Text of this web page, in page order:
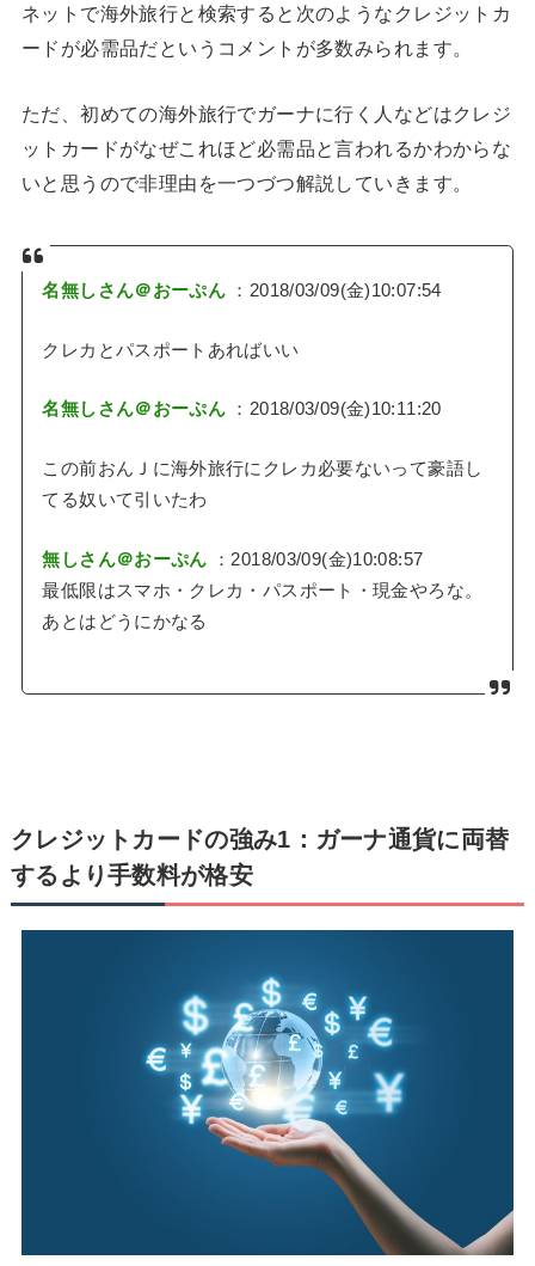
ネットで海外旅行と検索すると次のようなクレジットカ
ードが必需品だというコメントが多数みられます。
ただ、初めての海外旅行でガーナに行く人などはクレジ
ットカードがなぜこれほど必需品と言われるかわからな
いと思うので非理由を一つづつ解説していきます。
名無しさん＠おーぷん ：2018/03/09(金)10:07:54
クレカとパスポートあればいい
名無しさん＠おーぷん ：2018/03/09(金)10:11:20
この前おんＪに海外旅行にクレカ必要ないって豪語し
てる奴いて引いたわ
無しさん＠おーぷん ：2018/03/09(金)10:08:57
最低限はスマホ・クレカ・パスポート・現金やろな。
あとはどうにかなる
クレジットカードの強み1：ガーナ通貨に両替
するより手数料が格安